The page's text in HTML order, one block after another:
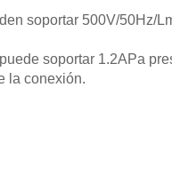
soportar 500V/50Hz/
soportar 1.2APa
la conexión.